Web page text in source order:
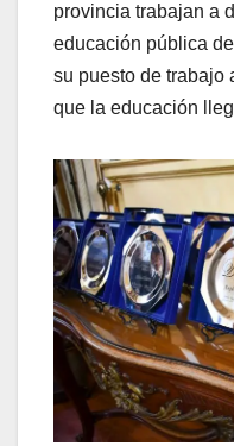
provincia trabajan a
educación pública
su puesto de trabajo
que la educación